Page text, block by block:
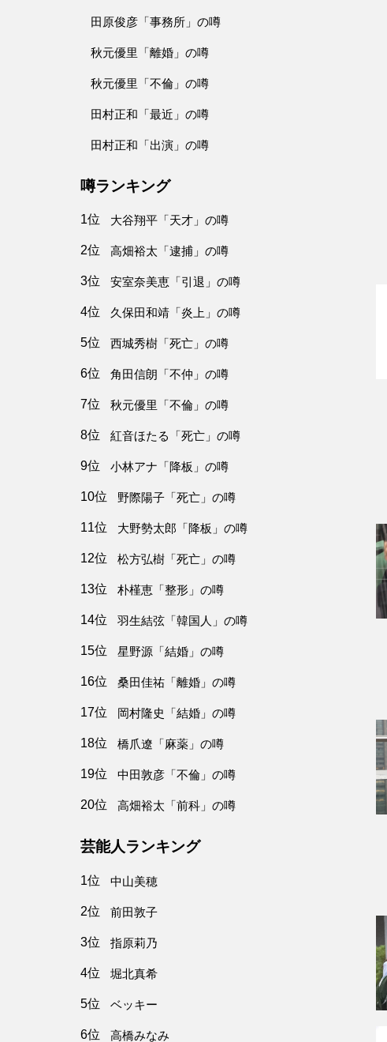
田原俊彦「事務所」の噂
秋元優里「離婚」の噂
秋元優里「不倫」の噂
田村正和「最近」の噂
田村正和「出演」の噂
噂ランキング
1位 大谷翔平「天才」の噂
2位 高畑裕太「逮捕」の噂
3位 安室奈美恵「引退」の噂
4位 久保田和靖「炎上」の噂
5位 西城秀樹「死亡」の噂
6位 角田信朗「不仲」の噂
7位 秋元優里「不倫」の噂
8位 紅音ほたる「死亡」の噂
9位 小林アナ「降板」の噂
10位 野際陽子「死亡」の噂
11位 大野勢太郎「降板」の噂
12位 松方弘樹「死亡」の噂
13位 朴槿恵「整形」の噂
14位 羽生結弦「韓国人」の噂
15位 星野源「結婚」の噂
16位 桑田佳祐「離婚」の噂
17位 岡村隆史「結婚」の噂
18位 橋爪遼「麻薬」の噂
19位 中田敦彦「不倫」の噂
20位 高畑裕太「前科」の噂
芸能人ランキング
1位 中山美穂
2位 前田敦子
3位 指原莉乃
4位 堀北真希
5位 ベッキー
6位 高橋みなみ